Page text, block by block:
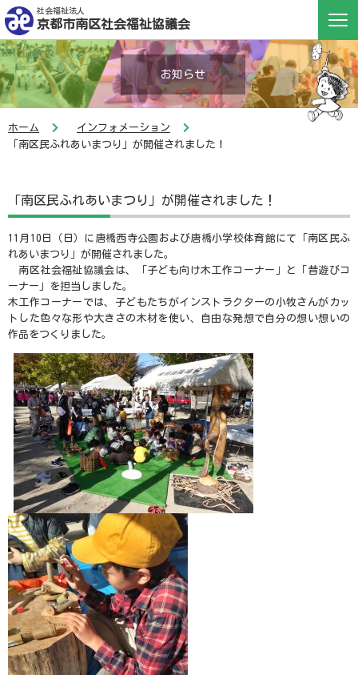
社会福祉法人
京都市南区社会福祉協議会
お知らせ
ホーム
インフォメーション
「南区民ふれあいまつり」が開催されました！
「南区民ふれあいまつり」が開催されました！
11月10日（日）に唐橋西寺公園および唐橋小学校体育館にて「南区民ふ
れあいまつり」が開催されました。
南区社会福祉協議会は、「子ども向け木工作コーナー」と「昔遊びコ
ーナー」を担当しました。
木工作コーナーでは、子どもたちがインストラクターの小牧さんがカッ
トした色々な形や大きさの木材を使い、自由な発想で自分の想い想いの
作品をつくりました。